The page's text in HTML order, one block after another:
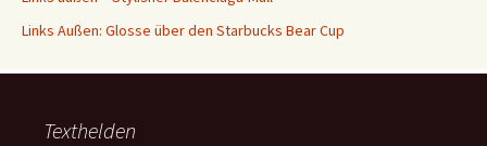
Links Außen: Glosse über den Starbucks Bear Cup
Texthelden